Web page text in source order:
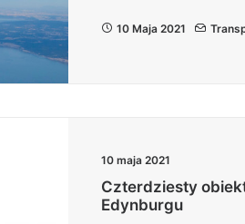
10 Maja 2021
10 maja 2021
Czterdziesty
Edynburgu